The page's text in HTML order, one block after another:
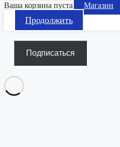
Ваша корзина пуста Магазин
Продолжить
Подписаться